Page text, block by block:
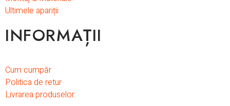
Ultimele apariții
INFORMAȚII
Cum cumpăr
Politica de retur
Livrarea produselor